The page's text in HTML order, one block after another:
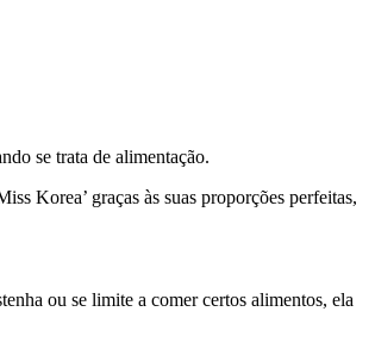
se trata de alimentação.
Korea’ graças às suas proporções perfeitas,
ou se limite a comer certos alimentos, ela